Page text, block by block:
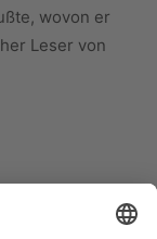
wovon er
Leser von